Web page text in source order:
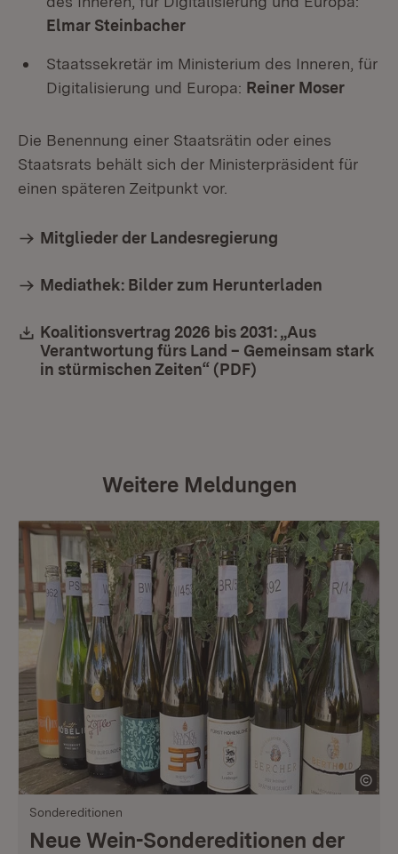
Elmar Steinbacher
Staatssekretär im Ministerium des Inneren, für
Digitalisierung und Europa: Reiner Moser
Die Benennung einer Staatsrätin oder eines
Staatsrats behält sich der Ministerpräsident für
einen späteren Zeitpunkt vor.
Mitglieder der Landesregierung
Mediathek: Bilder zum Herunterladen
Download:
Koalitionsvertrag 2026 bis 2031: „Aus
Verantwortung fürs Land – Gemeinsam stark
in stürmischen Zeiten“ (PDF)
Weitere Meldungen
Sondereditionen
Neue Wein-Sondereditionen der